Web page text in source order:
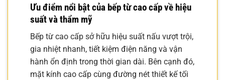
Ưu điểm nổi bật của bếp từ cao cấp về hiệu
suất và thẩm mỹ
Bếp từ cao cấp sở hữu hiệu suất nấu vượt trội,
gia nhiệt nhanh, tiết kiệm điện năng và vận
hành ổn định trong thời gian dài. Bên cạnh đó,
mặt kính cao cấp cùng đường nét thiết kế tối